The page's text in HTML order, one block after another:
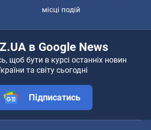
місці подій
в Google News
щоб бути в курсі останніх новин
та світу сьогодні
Підписатись